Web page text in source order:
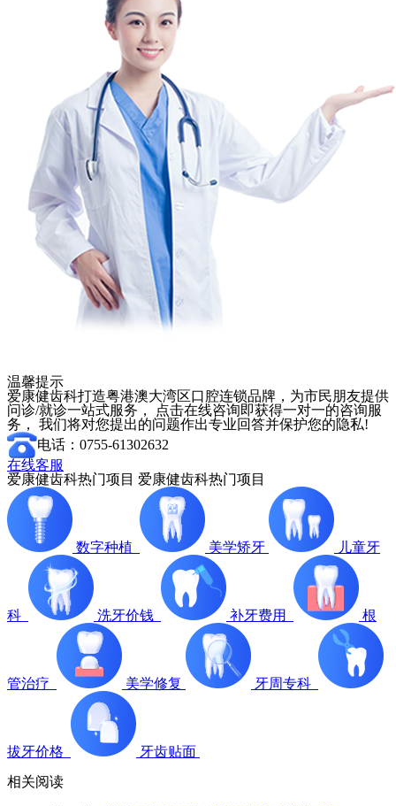
温馨提示
爱康健齿科打造粤港澳大湾区口腔连锁品牌，为市民朋友提供
问诊/就诊一站式服务， 点击在线咨询即获得一对一的咨询服
务， 我们将对您提出的问题作出专业回答并保护您的隐私!
电话：0755-61302632
在线客服
爱康健齿科热门项目 爱康健齿科热门项目
数字种植 美学矫牙 儿童牙
科 洗牙价钱 补牙费用 根
管治疗 美学修复 牙周专科
拔牙价格
牙齿贴面
相关阅读